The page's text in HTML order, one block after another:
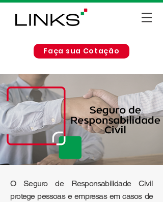
Faça sua Cotação
O Seguro de Responsabilidade Civil
protege pessoas e empresas em casos de